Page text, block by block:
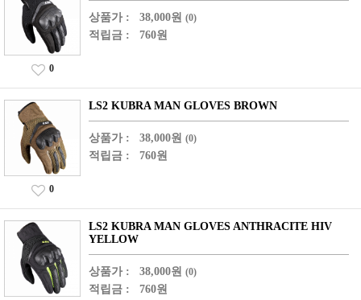
상품가 : 38,000원 (0)
적립금 : 760원
0
LS2 KUBRA MAN GLOVES BROWN
상품가 : 38,000원 (0)
적립금 : 760원
0
LS2 KUBRA MAN GLOVES ANTHRACITE HIV
YELLOW
상품가 : 38,000원 (0)
적립금 : 760원